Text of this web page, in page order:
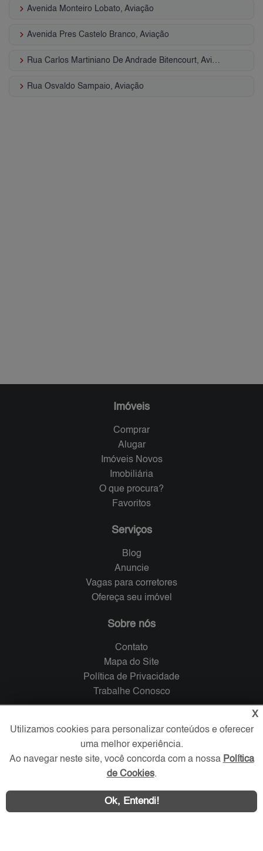
keyboard_arrow_right Avenida Monteiro Lobato, Aviação
keyboard_arrow_right Avenida Pres Castelo Branco, Aviação
keyboard_arrow_right Rua Carlos Martiniano De Andrade Bitencourt, Aviação
keyboard_arrow_right Rua Osvaldo Sampaio, Aviação
Imóveis
Comprar
Alugar
Imóveis Novos
Imobiliária
O que procura?
Favoritos
Serviços
Blog
Anuncie
Vagas para corretores
Ofereça seu imóvel
Sobre nós
Contato
Mapa do Site
Política de Privacidade
Trabalhe Conosco
Redes Sociais
X
Utilizamos cookies para personalizar conteúdos e oferecer
uma melhor experiência.
Ao navegar neste site, você concorda com a nossa Política
de Cookies.
Ok, Entendi!